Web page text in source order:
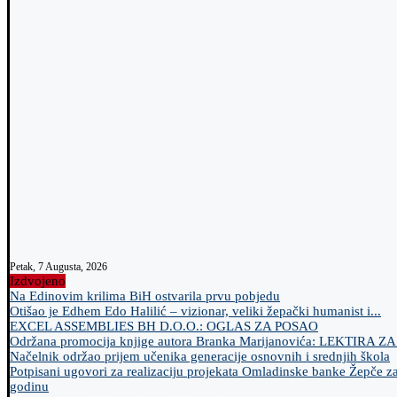
Petak, 7 Augusta, 2026
Izdvojeno
Na Edinovim krilima BiH ostvarila prvu pobjedu
Otišao je Edhem Edo Halilić – vizionar, veliki žepački humanist i...
EXCEL ASSEMBLIES BH D.O.O.: OGLAS ZA POSAO
Održana promocija knjige autora Branka Marijanovića: LEKTIRA
Načelnik održao prijem učenika generacije osnovnih i srednjih škola
Potpisani ugovori za realizaciju projekata Omladinske banke Žepče
godinu